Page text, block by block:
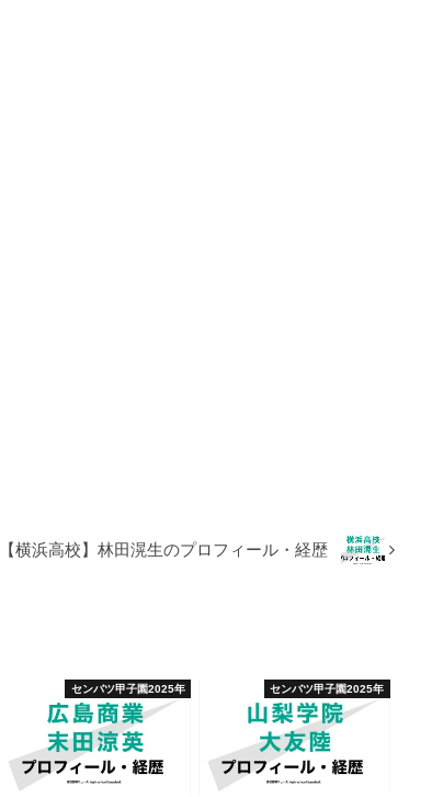
【横浜高校】林田滉生のプロフィール・経歴
センバツ甲子園2025年 センバツ甲子園2025年